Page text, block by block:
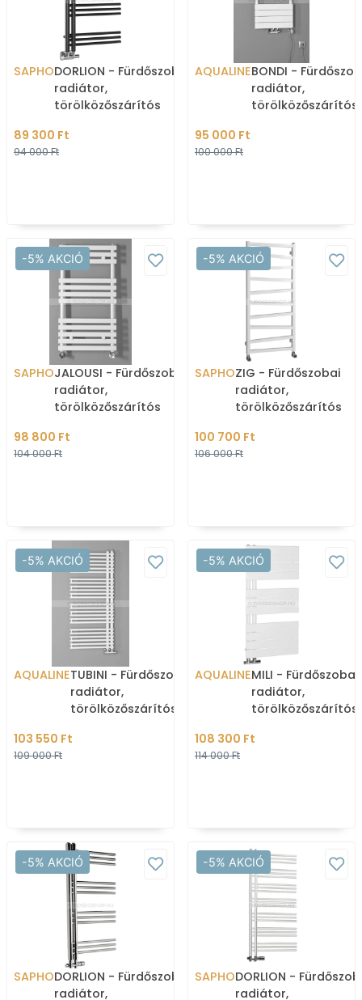
SAPHODORLION - Fürdőszobai
radiátor,
törölközőszárítós
aszimmetrikus - Matt
feke
89 300 Ft
94 000 Ft
AQUALINEBONDI -
radiátor,
törölközőszárítós
95 000 Ft
100 000 Ft
-5% AKCIÓ
SAPHOJALOUSI - Fürdőszobai
radiátor,
törölközőszárítós
egyenes - Fehér
98 800 Ft
104 000 Ft
-5% AKCIÓ
SAPHOZIG - Fürdőszobai
radiátor,
törölközőszárítós
50x109,6cm - Fehér
100 700 Ft
106 000 Ft
-5% AKCIÓ
AQUALINETUBINI - Fürdőszobai
radiátor,
törölközőszárítós
49,6x112,6cm,
aszimmetrikus - Fehér
103 550 Ft
109 000 Ft
-5% AKCIÓ
AQUALINEMILI - Fürdőszobai
radiátor,
törölközőszárítós
cm - Fehér
108 300 Ft
114 000 Ft
-5% AKCIÓ
SAPHODORLION - Fürdőszobai
radiátor,
-5% AKCIÓ
SAPHODORLION -
radiátor,